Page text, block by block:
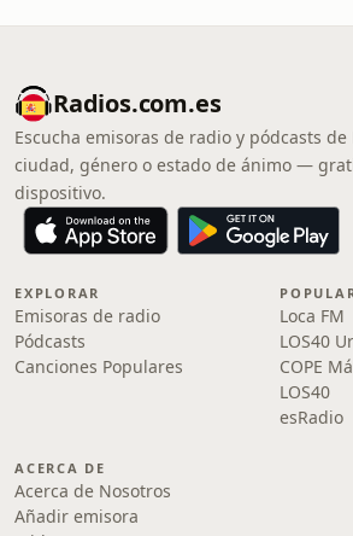
Radios.com.es
Escucha emisoras de radio y pódcasts
ciudad, género o estado de ánimo —
dispositivo.
EXPLORAR
Emisoras de radio
Pódcasts
Canciones Populares
Loca FM
LOS40
COPE
LOS40
esRadio
ACERCA DE
Acerca de Nosotros
Añadir emisora